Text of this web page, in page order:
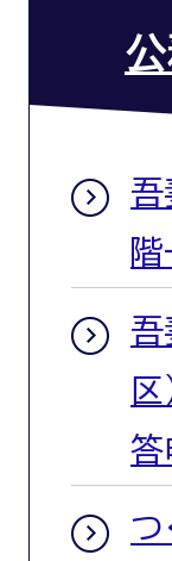
吾
吾
答
つ